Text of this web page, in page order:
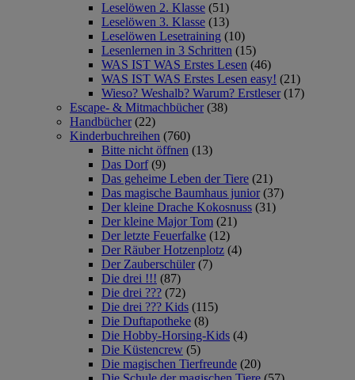
Leselöwen 2. Klasse (51)
Leselöwen 3. Klasse (13)
Leselöwen Lesetraining (10)
Lesenlernen in 3 Schritten (15)
WAS IST WAS Erstes Lesen (46)
WAS IST WAS Erstes Lesen easy! (21)
Wieso? Weshalb? Warum? Erstleser (17)
Escape- & Mitmachbücher (38)
Handbücher (22)
Kinderbuchreihen (760)
Bitte nicht öffnen (13)
Das Dorf (9)
Das geheime Leben der Tiere (21)
Das magische Baumhaus junior (37)
Der kleine Drache Kokosnuss (31)
Der kleine Major Tom (21)
Der letzte Feuerfalke (12)
Der Räuber Hotzenplotz (4)
Der Zauberschüler (7)
Die drei !!! (87)
Die drei ??? (72)
Die drei ??? Kids (115)
Die Duftapotheke (8)
Die Hobby-Horsing-Kids (4)
Die Küstencrew (5)
Die magischen Tierfreunde (20)